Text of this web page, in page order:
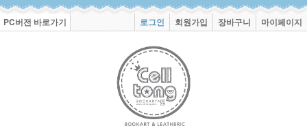
PC버전 바로가기 로그인 회원가입 장바구니 마이페이지